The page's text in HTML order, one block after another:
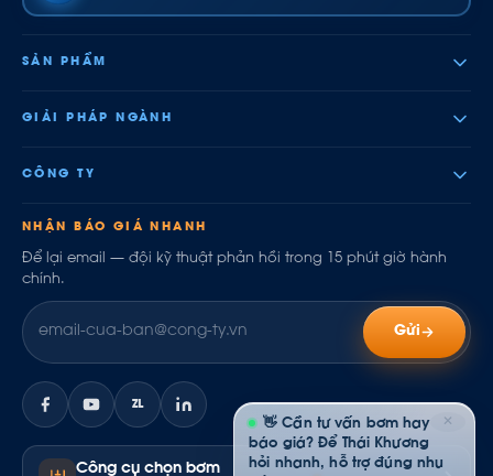
SẢN PHẨM
GIẢI PHÁP NGÀNH
CÔNG TY
NHẬN BÁO GIÁ NHANH
Để lại email — đội kỹ thuật phản hồi trong 15 phút giờ hành
chính.
Gửi
ZL
Công cụ chọn bơm
✕
👋 Cần tư vấn bơm hay
báo giá? Để Thái Khương
hỏi nhanh, hỗ trợ đúng nhu